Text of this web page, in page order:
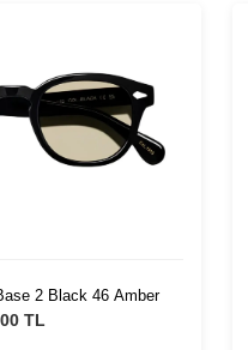
2 Black 46 Amber
TL